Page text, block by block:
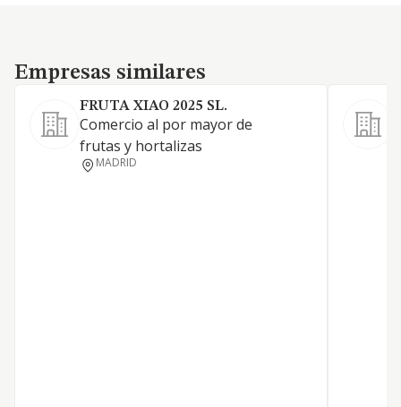
Empresas similares
Empresas similares
FRUTA XIAO 2025 SL.
Comercio al por mayor de
frutas y hortalizas
MADRID